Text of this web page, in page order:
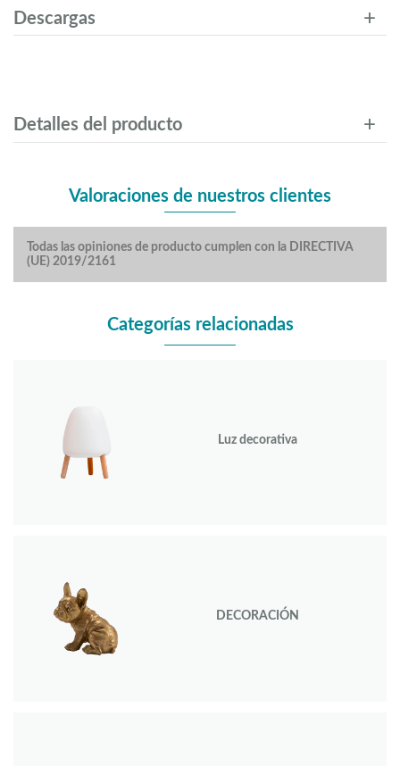
Descargas
Detalles del producto
Valoraciones de nuestros clientes
Todas las opiniones de producto cumplen con la DIRECTIVA
(UE) 2019/2161
Categorías relacionadas
Luz decorativa
DECORACIÓN